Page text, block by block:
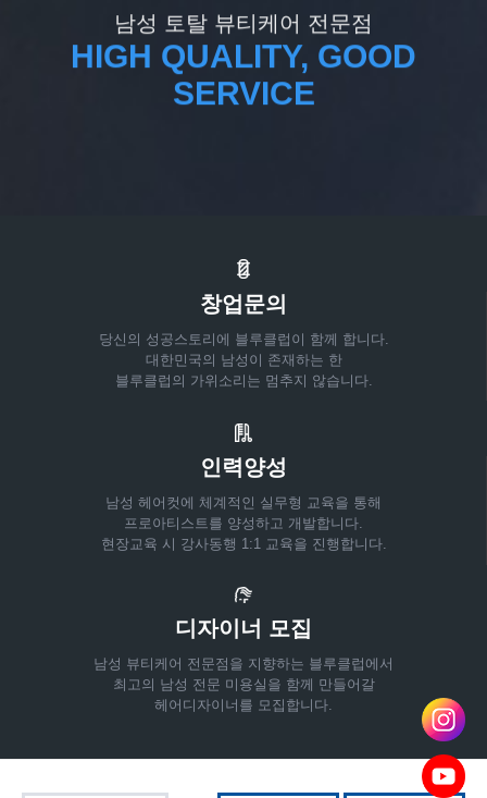
남성 토탈 뷰티케어 전문점
HIGH QUALITY, GOOD
SERVICE
창업문의
당신의 성공스토리에 블루클럽이 함께 합니다.
대한민국의 남성이 존재하는 한
블루클럽의 가위소리는 멈추지 않습니다.
인력양성
남성 헤어컷에 체계적인 실무형 교육을 통해
프로아티스트를 양성하고 개발합니다.
현장교육 시 강사동행 1:1 교육을 진행합니다.
디자이너 모집
남성 뷰티케어 전문점을 지향하는 블루클럽에서
최고의 남성 전문 미용실을 함께 만들어갈
헤어디자이너를 모집합니다.